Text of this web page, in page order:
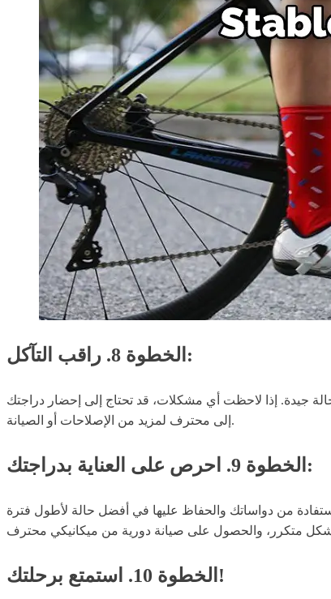
الخطوة 8. راقب التآكل:
جيدة. إذا لاحظت أي مشكلات، قد تحتاج إلى إحضار دراجتك
إلى محترف لمزيد من الإصلاحات أو الصيانة.
الخطوة 9. احرص على العناية بدراجتك:
من دواساتك والحفاظ عليها في أفضل حالة لأطول فترة
الخطوة 10. استمتع برحلتك!